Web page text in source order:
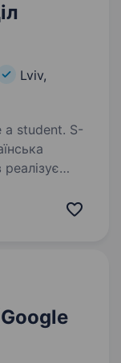
Lviv,
S-